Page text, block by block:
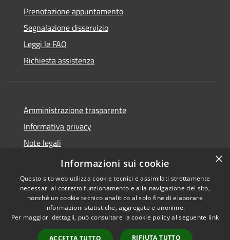
Prenotazione appuntamento
Segnalazione disservizio
Leggi le FAQ
Richiesta assistenza
Amministrazione trasparente
Informativa privacy
Note legali
Dichiarazione di accessibilità
Accessibilità
Copyright © 2026 • Comune di
Novara di Sicilia • Powered by
Municipium• Accesso
×
Informazioni sui cookie
Questo sito web utilizza cookie tecnici e assimilati strettamente
necessari al corretto funzionamento e alla navigazione del sito,
nonché un cookie tecnico analitico al solo fine di elaborare
informazioni statistiche, aggregate e anonime.
Per maggiori dettagli, può consultare la cookie policy al seguente link
ACCETTA TUTTO RIFIUTA TUTTO